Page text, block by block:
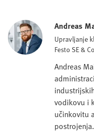
Andreas
Upravljanje
Festo SE &
Andreas
vodikovu i
učinkovitu
postrojenja.